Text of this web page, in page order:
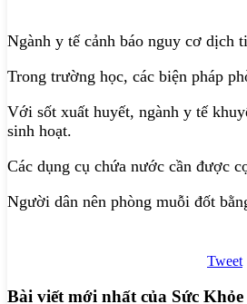
Ngành y tế cảnh báo nguy cơ dịch
Trong trường học, các biện pháp
Với sốt xuất huyết, ngành y tế
sinh hoạt.
Các dụng cụ chứa nước cần được
Người dân nên phòng muỗi đốt
Tweet
Bài viết mới nhất của Sức Khỏe